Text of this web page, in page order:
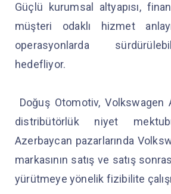
Güçlü kurumsal altyapısı,
müşteri odaklı hizmet
operasyonlarda
hedefliyor.
Doğuş Otomotiv, Volkswagen
distribütörlük niyet
Azerbaycan pazarlarında
markasının satış ve satış
yürütmeye yönelik fizibilite